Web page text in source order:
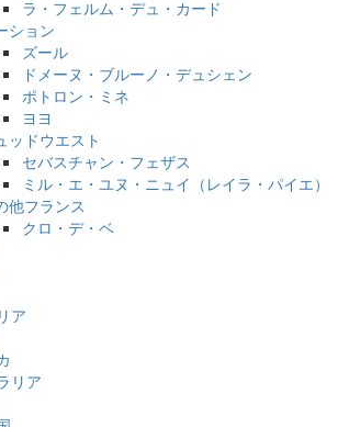
ラ・フェルム・デュ・カード
ション
ズール
ドメーヌ・ブルーノ・デュシェン
ポトロン・ミネ
ヨヨ
ッドウエスト
セバスチャン・フェザス
ミル・エ・ユヌ・ニュイ（レイラ・パイエ）
他フランス
クロ・デ・ベ
ア
リア